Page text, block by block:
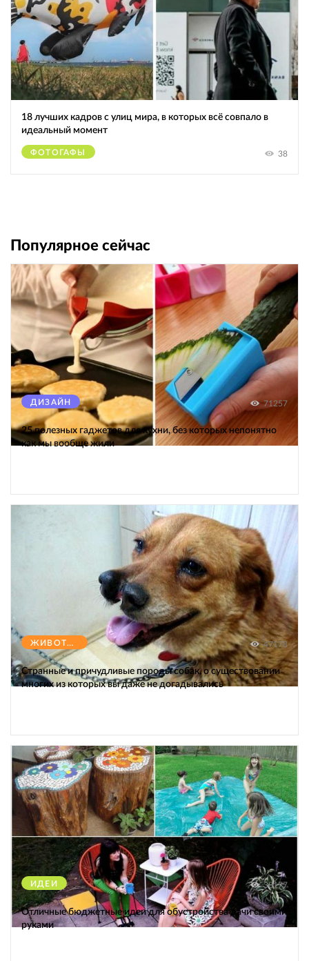
18 лучших кадров с улиц мира, в которых всё совпало в
идеальный момент
ФОТОГАФЫ 38
Популярное сейчас
ДИЗАЙН 71257
25 полезных гаджетов для кухни, без которых непонятно
как мы вообще жили
ЖИВОТНЫЕ 47178
Странные и причудливые породы собак, о существовании
многих из которых вы даже не догадывались
ИДЕИ 38177
Отличные бюджетные идеи для обустройства дачи своими
руками